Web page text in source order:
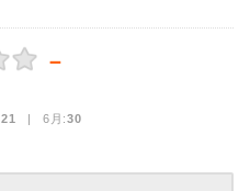
－
21 | 6月:30